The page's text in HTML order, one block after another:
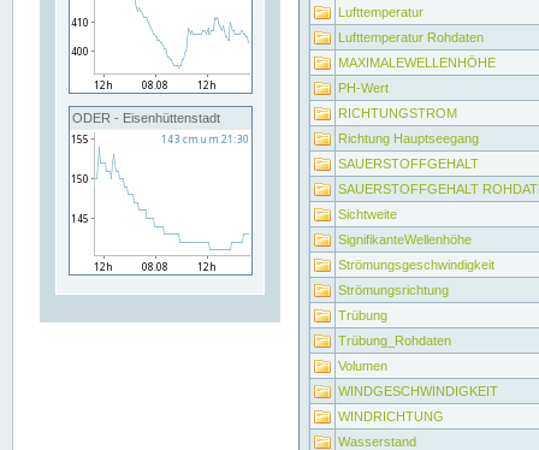
ODER - Eisenhüttenstadt
Lufttemperatur
Lufttemperatur Rohdaten
MAXIMALEWELLENHÖHE
PH-Wert
RICHTUNGSTROM
Richtung Hauptseegang
SAUERSTOFFGEHALT
SAUERSTOFFGEHALT
Sichtweite
SignifikanteWellenhöhe
Strömungsgeschwindigkeit
Strömungsrichtung
Trübung
Trübung_Rohdaten
Volumen
WINDGESCHWINDIGKEIT
WINDRICHTUNG
Wasserstand